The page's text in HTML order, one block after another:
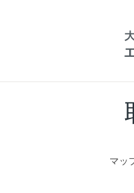
マッ